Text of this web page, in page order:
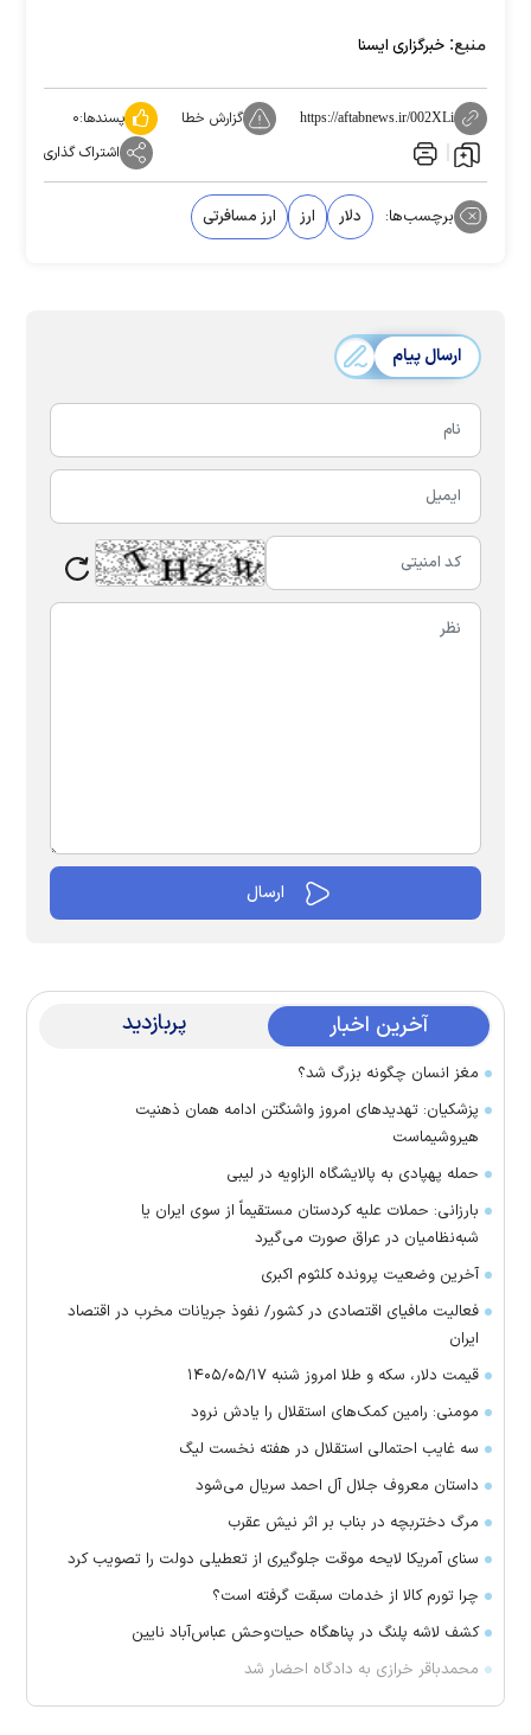
منبع: خبرگزاری ایسنا
https://aftabnews.ir/002XLi گزارش خطا پسندها:۰
اشتراک گذاری
برچسب‌ها: دلار ارز ارز مسافرتی
ارسال پیام
آخرین اخبار پربازدید
مغز انسان چگونه بزرگ شد؟
پزشکیان: تهدید‌های امروز واشنگتن ادامه همان ذهنیت
هیروشیماست
حمله پهپادی به پالایشگاه الزاویه در لیبی
بارزانی: حملات علیه کردستان مستقیماً از سوی ایران یا
شبه‌نظامیان در عراق صورت می‌گیرد
آخرین وضعیت پرونده کلثوم اکبری
فعالیت مافیای اقتصادی در کشور/ نفوذ جریانات مخرب در اقتصاد
ایران
قیمت دلار، سکه و طلا امروز شنبه ۱۴۰۵/۰۵/۱۷
مومنی: رامین کمک‌های استقلال را یادش نرود
سه غایب احتمالی استقلال در هفته نخست لیگ
داستان معروف جلال آل احمد سریال می‌شود
مرگ دختربچه در بناب بر اثر نیش عقرب
سنای آمریکا لایحه موقت جلوگیری از تعطیلی دولت را تصویب کرد
چرا تورم کالا از خدمات سبقت گرفته است؟
کشف لاشه پلنگ در پناهگاه حیات‌وحش عباس‌آباد نایین
محمدباقر خرازی به دادگاه احضار شد